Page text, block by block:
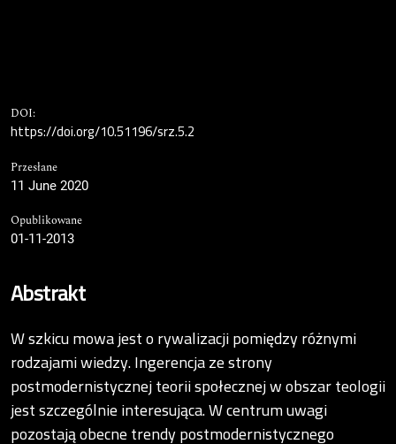
DOI:
https://doi.org/10.51196/srz.5.2
Przesłane
11 June 2020
Opublikowane
01-11-2013
Abstrakt
W szkicu mowa jest o rywalizacji pomiędzy różnymi
rodzajami wiedzy. Ingerencja ze strony
postmodernistycznej teorii społecznej w obszar teologii
jest szczególnie interesująca. W centrum uwagi
pozostają obecne trendy postmodernistycznego